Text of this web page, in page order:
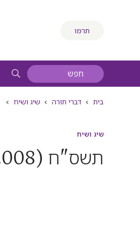
תרמו
בית > דברי תורה > שיג ושיח >
שיג ושיח
תשס"ח (2007-2008)